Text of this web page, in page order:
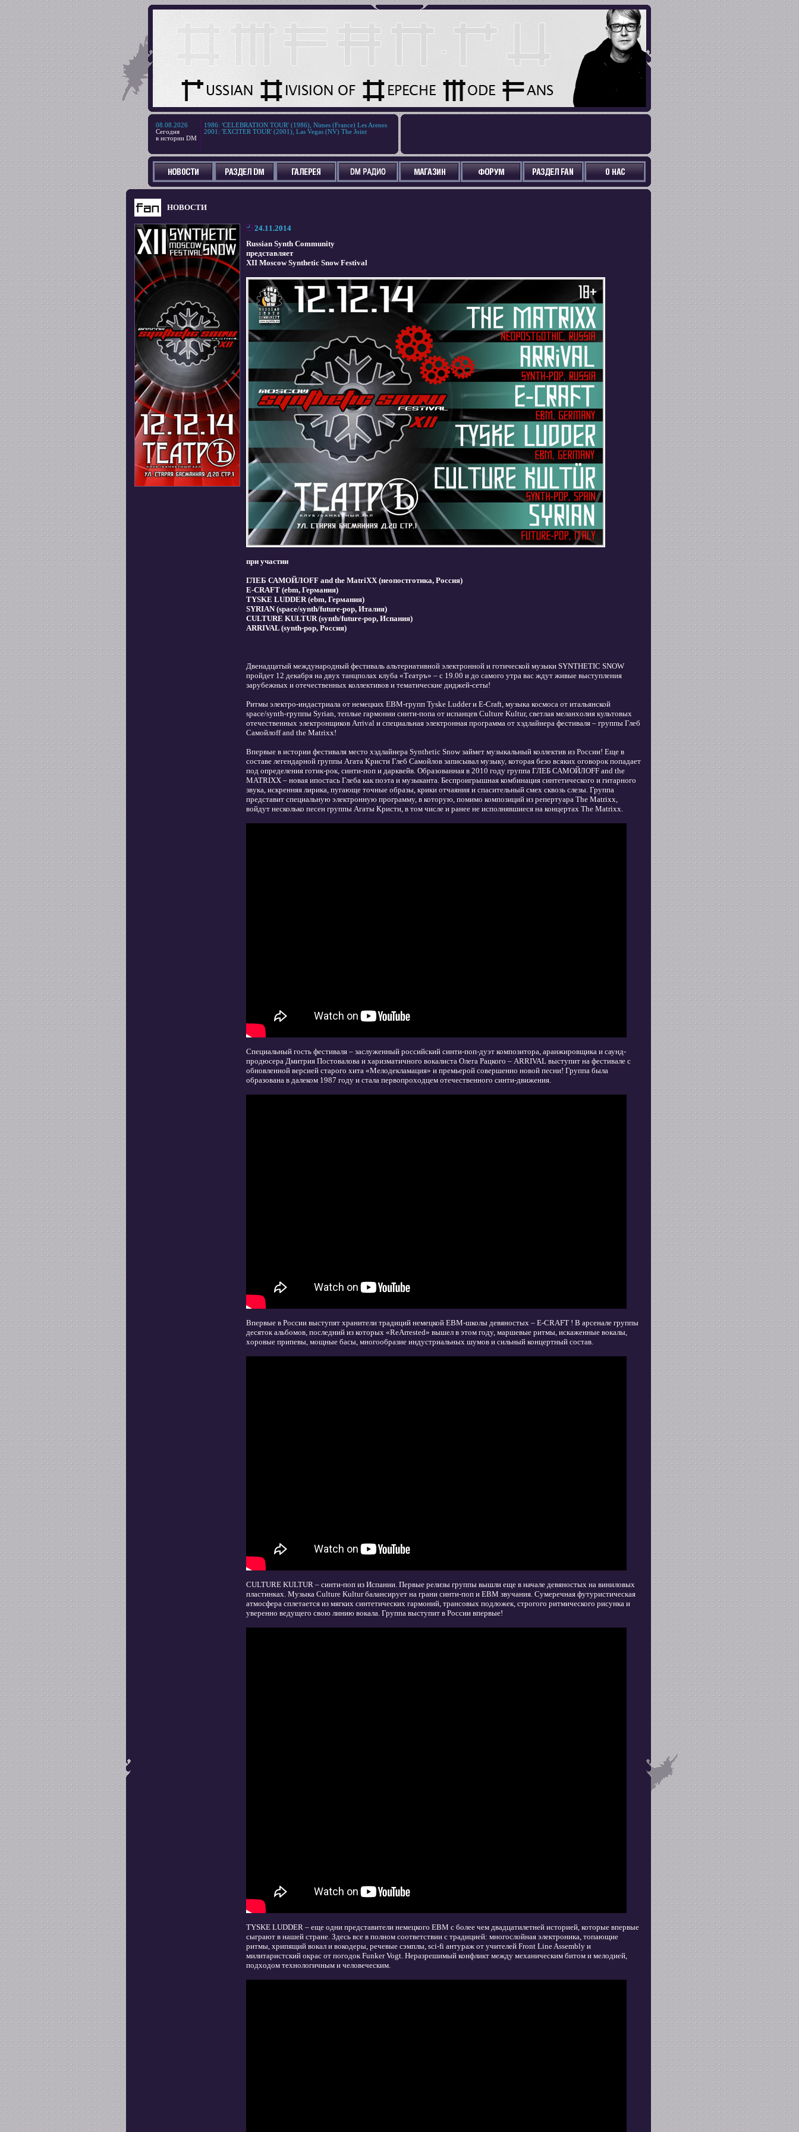
08.08.2026
Сегодня
в истории DM
1986: 'CELEBRATION TOUR' (1986), Nimes (France) Les Arenes
2001 : 'EXCITER TOUR' (2001), Las Vegas (NV) The Joint
НОВОСТИ
24.11.2014
Russian Synth Community
представляет
XII Moscow Synthetic Snow Festival
при участии
ГЛЕБ САМОЙЛОFF and the MatriXX (неопостготика, Россия)
E-CRAFT (ebm, Германия)
TYSKE LUDDER (ebm, Германия)
SYRIAN (space/synth/future-pop, Италия)
CULTURE KULTUR (synth/future-pop, Испания)
ARRIVAL (synth-pop, Россия)
Двенадцатый международный фестиваль альтернативной электронной и готической музыки SYNTHETIC SNOW
пройдет 12 декабря на двух танцполах клуба «Театръ» – с 19.00 и до самого утра вас ждут живые выступления
зарубежных и отечественных коллективов и тематические диджей-сеты!
Ритмы электро-индастриала от немецких EBM-групп Tyske Ludder и E-Craft, музыка космоса от итальянской
space/synth-группы Syrian, теплые гармонии синти-попа от испанцев Culture Kultur, светлая меланхолия культовых
отечественных электронщиков Arrival и специальная электронная программа от хэдлайнера фестиваля – группы Глеб
Самойлоff and the Matrixx!
Впервые в истории фестиваля место хэдлайнера Synthetic Snow займет музыкальный коллектив из России! Еще в
составе легендарной группы Агата Кристи Глеб Самойлов записывал музыку, которая безо всяких оговорок попадает
под определения готик-рок, синти-поп и дарквейв. Образованная в 2010 году группа ГЛЕБ САМОЙЛОFF and the
MATRIXX – новая ипостась Глеба как поэта и музыканта. Беспроигрышная комбинация синтетического и гитарного
звука, искренняя лирика, пугающе точные образы, крики отчаяния и спасительный смех сквозь слезы. Группа
представит специальную электронную программу, в которую, помимо композиций из репертуара The Matrixx,
войдут несколько песен группы Агаты Кристи, в том числе и ранее не исполнявшиеся на концертах The Matrixx.
Специальный гость фестиваля – заслуженный российский синти-поп-дуэт композитора, аранжировщика и саунд-
продюсера Дмитрия Постовалова и харизматичного вокалиста Олега Рацкого – ARRIVAL выступит на фестивале с
обновленной версией старого хита «Мелодекламация» и премьерой совершенно новой песни! Группа была
образована в далеком 1987 году и стала первопроходцем отечественного синти-движения.
Впервые в России выступят хранители традиций немецкой EBM-школы девяностых – E-CRAFT ! В арсенале группы
десяток альбомов, последний из которых «ReArrested» вышел в этом году, маршевые ритмы, искаженные вокалы,
хоровые припевы, мощные басы, многообразие индустриальных шумов и сильный концертный состав.
СULTURE KULTUR – синти-поп из Испании. Первые релизы группы вышли еще в начале девяностых на виниловых
пластинках. Музыка Сulture Kultur балансирует на грани синти-поп и EBM звучания. Сумеречная футуристическая
атмосфера сплетается из мягких синтетических гармоний, трансовых подложек, строгого ритмического рисунка и
уверенно ведущего свою линию вокала. Группа выступит в России впервые!
TYSKE LUDDER – еще одни представители немецкого EBM c более чем двадцатилетней историей, которые впервые
сыграют в нашей стране. Здесь все в полном соответствии с традицией: многослойная электроника, топающие
ритмы, хрипящий вокал и вокодеры, речевые сэмплы, sci-fi антураж от учителей Front Line Assembly и
милитаристский окрас от погодок Funker Vogt. Неразрешимый конфликт между механическим битом и мелодией,
подходом технологичным и человеческим.